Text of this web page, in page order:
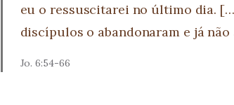
eu o ressuscitarei no último dia.
discípulos o abandonaram e já não
Jo. 6:54-66